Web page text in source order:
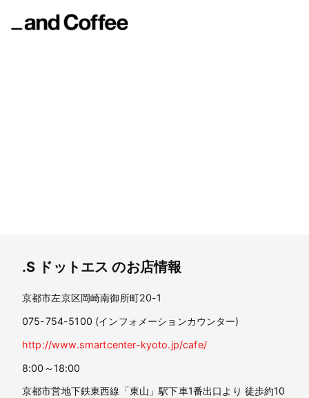
.S ドットエス のお店情報
京都市左京区岡崎南御所町20-1
075-754-5100 (インフォメーションカウンター)
http://www.smartcenter-kyoto.jp/cafe/
8:00～18:00
京都市営地下鉄東西線「東山」駅下車1番出口より 徒歩約10